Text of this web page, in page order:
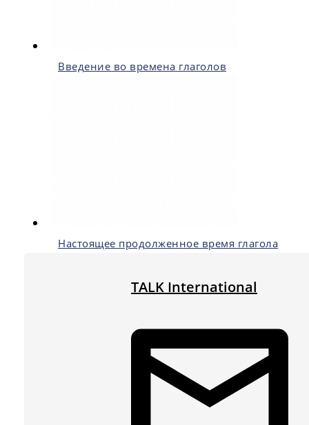
Введение во времена глаголов
Настоящее продолженное время глагола
TALK International